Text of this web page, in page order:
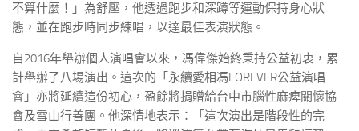
不算什麼！」為舒壓，他透過跑步和深蹲等運動保持身心狀
態，並在跑步時同步練唱，以達最佳表演狀態。
自2016年舉辦個人演唱會以來，馮偉傑始終秉持公益初衷，累
計舉辦了八場演出。這次的「永續愛相馮FOREVER公益演唱
會」亦將延續這份初心，盈餘將捐贈給台中市腦性麻痺關懷協
會及雪山行善團。他深情地表示：「這次演出是階段性的完